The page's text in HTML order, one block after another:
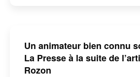
Un animateur bien connu
La Presse à la suite de
Rozon